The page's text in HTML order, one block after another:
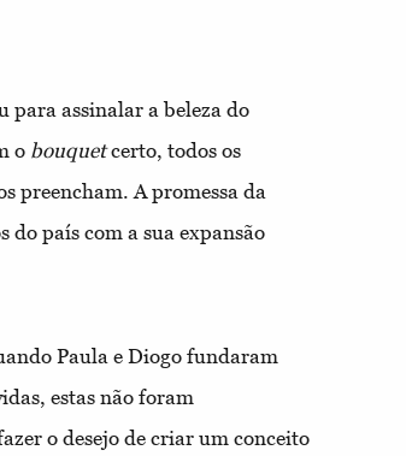
para assinalar a beleza do
o bouquetcerto, todos os
preencham. A promessa da
do país com a sua expansão
Paula e Diogo fundaram
estas não foram
o desejo de criar um conceito